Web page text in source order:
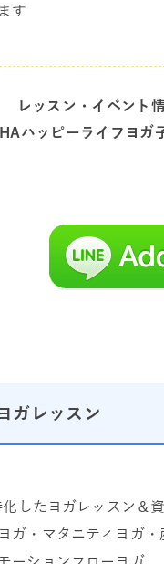
す
レッスン・イベント
ハッピーライフヨガ
ガレッスン
したヨガレッスン＆
ガ・マタニティヨガ・